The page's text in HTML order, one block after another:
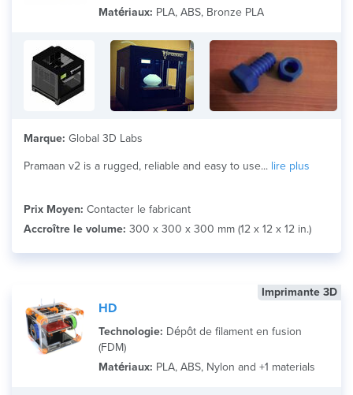
Matériaux: PLA, ABS, Bronze PLA
Marque: Global 3D Labs
Pramaan v2 is a rugged, reliable and easy to use... lire plus
Prix Moyen: Contacter le fabricant
Accroître le volume: 300 x 300 x 300 mm (12 x 12 x 12 in.)
Imprimante 3D
HD
Technologie: Dépôt de filament en fusion
(FDM)
Matériaux: PLA, ABS, Nylon and +1 materials